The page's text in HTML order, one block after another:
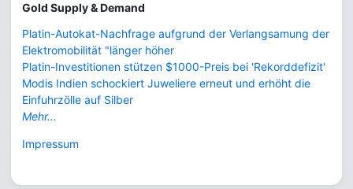
Gold Supply & Demand
Platin-Autokat-Nachfrage aufgrund der Verlangsamung der
Elektromobilität "länger höher
Platin-Investitionen stützen $1000-Preis bei 'Rekorddefizit'
Modis Indien schockiert Juweliere erneut und erhöht die
Einfuhrzölle auf Silber
Mehr...
Impressum